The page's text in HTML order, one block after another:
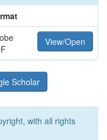
View/Open
Scholar
with all rights